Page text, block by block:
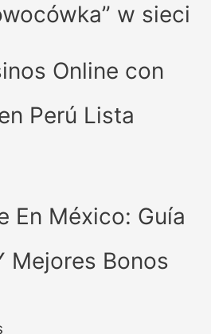
w sieci
Online con
Perú Lista
En México: Guía
Mejores Bonos